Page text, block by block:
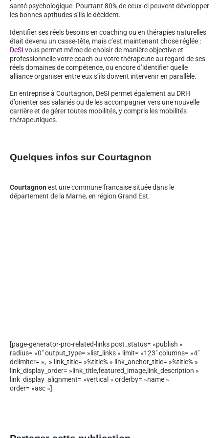
santé psychologique. Pourtant 80% de ceux-ci peuvent développer
les bonnes aptitudes s’ils le décident.
Identifier ses réels besoins en coaching ou en thérapies naturelles
était devenu un casse-tête, mais c’est maintenant chose réglée :
DeSI vous permet même de choisir de manière objective et
professionnelle votre coach ou votre thérapeute au regard de ses
réels domaines de compétence, ou encore d’identifier quelle
alliance organiser entre eux s’ils doivent intervenir en parallèle.
En entreprise à Courtagnon, DeSI permet également au DRH
d’orienter ses salariés ou de les accompagner vers une nouvelle
carrière et de gérer toutes mobilités, y compris les mobilités
thérapeutiques.
Quelques infos sur Courtagnon
Courtagnon est une commune française située dans le
département de la Marne, en région Grand Est.
[page-generator-pro-related-links post_status= »publish »
radius= »0″ output_type= »list_links » limit= »123″ columns= »4″
delimiter= », » link_title= »%title% » link_anchor_title= »%title% »
link_display_order= »link_title,featured_image,link_description »
link_display_alignment= »vertical » orderby= »name »
order= »asc »]